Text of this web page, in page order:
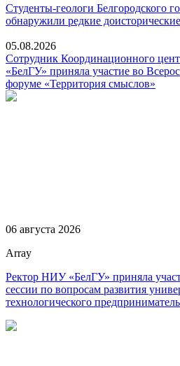
Студенты-геологи Белгородского
обнаружили редкие
05.08.2026
Сотрудник Координационного
«БелГУ» приняла участие во
форуме «Территория смыслов»
06 августа 2026
Array
Ректор НИУ «БелГУ» приняла
сессии по вопросам развития
технологического